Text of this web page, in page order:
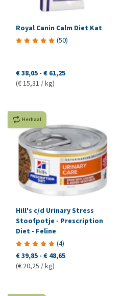
Royal Canin Calm Diet Kat
(50)
€ 38,05 - € 61,25
(€ 15,31 / kg)
Herhaal
Hill's c/d Urinary Stress
Stoofpotje - Prescription
Diet - Feline
(4)
€ 39,85 - € 48,65
(€ 20,25 / kg)